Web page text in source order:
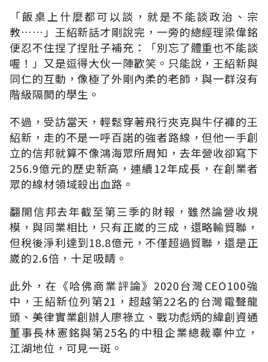
「飯桌上什麼都可以談，就是不能談政治、宗
教……」王紹新話才剛說完，一旁的總經理梁偉銘
便忍不住捏了捏肚子補充：「別忘了體重也不能談
喔！」又是逗得大伙一陣歡笑。只能說，王紹新與
同仁的互動，像極了外剛內柔的老師，與一群沒有
階級隔閡的學生。
不過，受訪當天，輕鬆穿著飛行夾克與牛仔褲的王
紹新，走的不是一呼百諾的強者路線，但他一手創
立的信邦就算不像鴻海眾所周知，去年營收卻寫下
256.9億元的歷史新高，連續12年成長，在創業者
眾的線材領域殺出血路。
翻開信邦去年截至第三季的財報，雖然論營收規
模，與同業相比，只有正崴的三成，還略輸貿聯，
但稅後淨利達到18.8億元，不僅超過貿聯，還是正
崴的2.6倍，十足吸睛。
此外，在《哈佛商業評論》2020台灣CEO100強
中，王紹新位列第21，超越第22名的台灣電聲龍
頭、美律實業創辦人廖祿立、戰功彪炳的緯創資通
董事長林憲銘與第25名的中租企業總裁辜仲立，
江湖地位，可見一斑。